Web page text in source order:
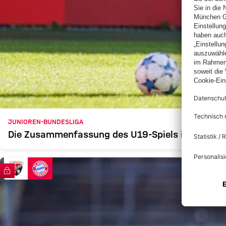
JUNIOREN-BUNDESLIGA
Die Zusammenfassung des U19-Spiels in
FC Bayern TV PLUS